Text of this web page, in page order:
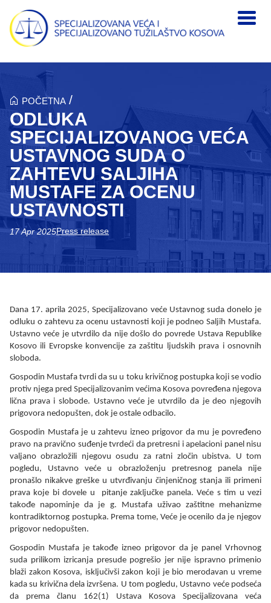
Skip to main content
POČETNA /
ODLUKA
SPECIJALIZOVANOG VEĆA
USTAVNOG SUDA O
ZAHTEVU SALJIHA
MUSTAFE ZA OCENU
USTAVNOSTI
17 Apr 2025Press release
Dana 17. aprila 2025, Specijalizovano veće Ustavnog suda donelo je
odluku o zahtevu za ocenu ustavnosti koji je podneo Saljih Mustafa.
Ustavno veće je utvrdilo da nije došlo do povrede Ustava Republike
Kosovo ili Evropske konvencije za zaštitu ljudskih prava i osnovnih
sloboda.
Gospodin Mustafa tvrdi da su u toku krivičnog postupka koji se vodio
protiv njega pred Specijalizovanim većima Kosova povređena njegova
lična prava i slobode. Ustavno veće je utvrdilo da je deo njegovih
prigovora nedopušten, dok je ostale odbacilo.
Gospodin Mustafa je u zahtevu izneo prigovor da mu je povređeno
pravo na pravično suđenje tvrdeći da pretresni i apelacioni panel nisu
valjano obrazložili njegovu osudu za ratni zločin ubistva. U tom
pogledu, Ustavno veće u obrazloženju pretresnog panela nije
pronašlo nikakve greške u utvrđivanju činjeničnog stanja ili primeni
prava koje bi dovele u pitanje zaključke panela. Veće s tim u vezi
takođe napominje da je g. Mustafa uživao zaštitne mehanizme
kontradiktornog postupka. Prema tome, Veće je ocenilo da je njegov
prigovor nedopušten.
Gospodin Mustafa je takođe izneo prigovor da je panel Vrhovnog
suda prilikom izricanja presude pogrešio jer nije ispravno primenio
blaži zakon Kosova, isključivši zakon koji je bio merodavan u vreme
kada su krivična dela izvršena. U tom pogledu, Ustavno veće podseća
da prema članu 162(1) Ustava Kosova Specijalizovana veća